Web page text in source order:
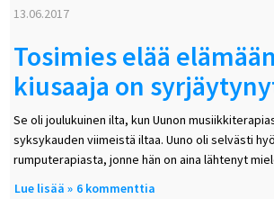
13.06.2017
Tosimies elää
kiusaaja on
Se oli joulukuinen ilta, kun Uunon
syksykauden viimeistä iltaa. Uuno oli selvästi
rumputerapiasta, jonne hän on aina lähtenyt
Lue lisää about Tosimies elää elämäänsä –
6 kommenttia